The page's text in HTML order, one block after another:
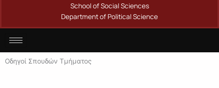
School of Social Sciences
Department of Political Science
Οδηγοί Σπουδών Τμήματος